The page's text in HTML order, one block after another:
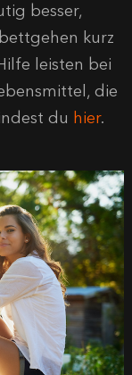
besser,
kurz
leisten bei
die
du hier.